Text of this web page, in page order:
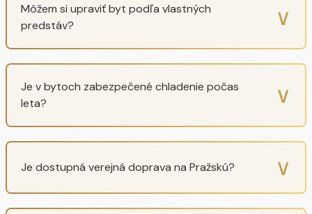
Môžem si upraviť byt podľa vlastných
predstáv?
∨
Je v bytoch zabezpečené chladenie počas
leta?
∨
Je dostupná verejná doprava na Pražskú? ∨